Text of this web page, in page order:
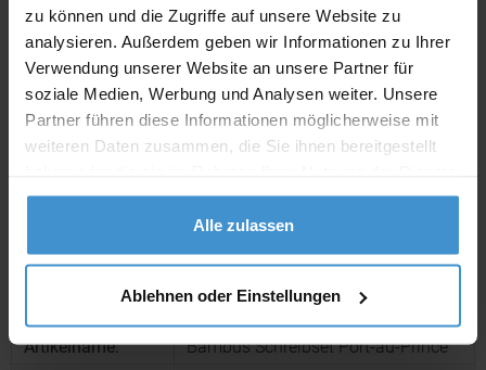
zu können und die Zugriffe auf unsere Website zu
analysieren. Außerdem geben wir Informationen zu Ihrer
Verwendung unserer Website an unsere Partner für
soziale Medien, Werbung und Analysen weiter. Unsere
Partner führen diese Informationen möglicherweise mit
weiteren Daten zusammen, die Sie ihnen bereitgestellt
gesammelt haben.
Alle zulassen
Ablehnen oder Einstellungen
Werbeanbringung zur Freigabe
der Produktion:
ca. 10 Werktage
Artikel ohne Werbeanbringung: ca. 3 - 5 Werktage
Muster: ca. 3 - 5 Werktage
Artikelname:
Bambus Schreibset Port-au-Prince